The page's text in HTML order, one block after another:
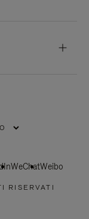
WeChatWeibo
RISERVATI